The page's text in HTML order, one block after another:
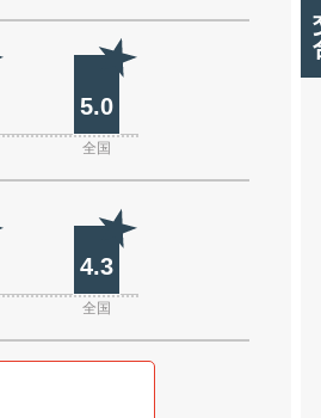
5.0
全国
4.3
全国